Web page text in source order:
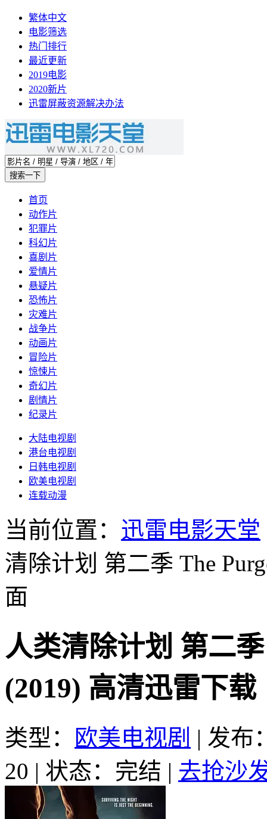
繁体中文
电影筛选
热门排行
最近更新
2019电影
2020新片
迅雷屏蔽资源解决办法
首页
动作片
犯罪片
科幻片
喜剧片
爱情片
悬疑片
恐怖片
灾难片
战争片
动画片
冒险片
惊悚片
奇幻片
剧情片
纪录片
大陆电视剧
港台电视剧
日韩电视剧
欧美电视剧
连载动漫
当前位置： 迅雷电影天堂
清除计划 第二季 The
面
人类清除计划 第二季
(2019) 高清迅雷下载
类型： 欧美电视剧 | 发布
20 | 状态：完结 | 去抢沙